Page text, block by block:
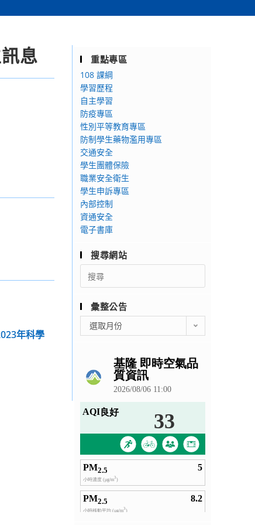
息
年科學
重點專區
108 課綱
學習歷程
自主學習
防疫專區
性別平等教育專區
防制學生藥物濫用專區
交通安全
學生團體保險
職業安全衛生
學生申訴專區
內部控制
資通安全
電子書庫
搜尋網站
Search
for:
彙整公告
整
選取月份